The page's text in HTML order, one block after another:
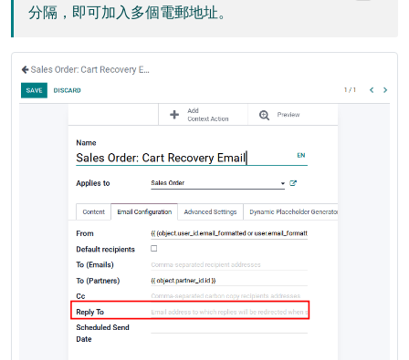
分隔，即可加入多個電郵地址。